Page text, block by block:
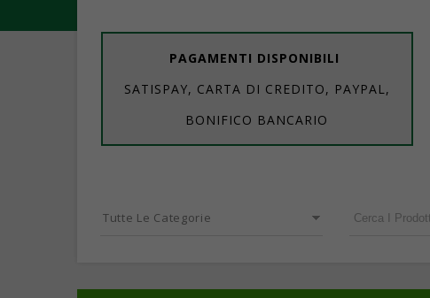
PAGAMENTI DISPONIBILI
SATISPAY, CARTA DI CREDITO, PAYPAL,
BONIFICO BANCARIO
Tutte Le Categorie